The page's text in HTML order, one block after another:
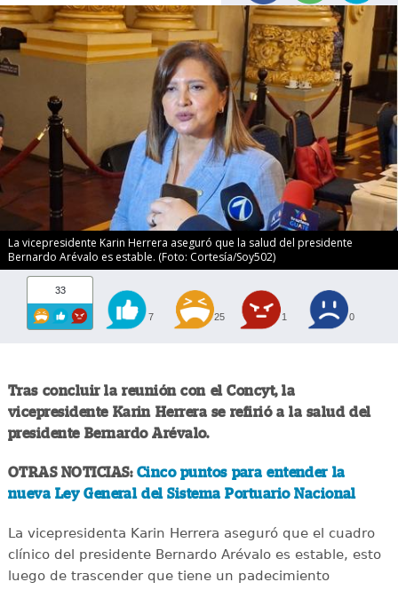
La vicepresidente Karin Herrera aseguró que la salud del presidente
Bernardo Arévalo es estable. (Foto: Cortesía/Soy502)
33
7 25 1 0
Tras concluir la reunión con el Concyt, la
vicepresidente Karin Herrera se refirió a la salud del
presidente Bernardo Arévalo.
OTRAS NOTICIAS: Cinco puntos para entender la
nueva Ley General del Sistema Portuario Nacional
La vicepresidenta Karin Herrera aseguró que el cuadro
clínico del presidente Bernardo Arévalo es estable, esto
luego de trascender que tiene un padecimiento